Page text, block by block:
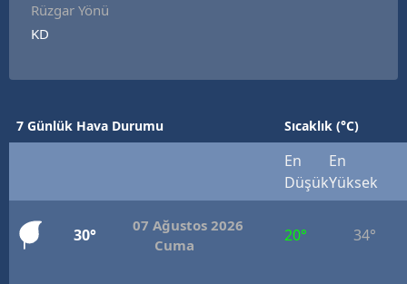
Rüzgar Yönü
KD
7 Günlük Hava Durumu Sıcaklık (°C)
En
Düşük
En
Yüksek
30°
07 Ağustos 2026
Cuma
20° 34°